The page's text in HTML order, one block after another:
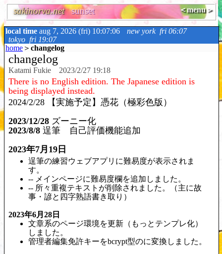
sakinorva.net sunset ＜menu＞
local time aug 7, 2026 (fri) 10:07:07 new york fri 06:07
tokyo fri 19:07
home ＞ changelog
changelog
Katami Fukie 2023/2/27 19:18
There is no English edition. The Japanese edition is
being displayed instead.
2024/2/28 【実施予定】憑花（極彩色版）
2023/12/28 ズーニー化
2023/8/8 逞筆 自己評価機能追加
2023年7月19日
逞筆の練習ウェブアプリに難易度が表示されま
す。
-- メインページに難易度欄を追加しました。
-- 所々重複テキストが削除されました。（主に故
事・諺と四字熟語書き取り）
2023年6月28日
文章系のページ環境を更新（もっとテンプレ化）
しました。
管理者編集免許キーをbcrypt型のに変換しました。